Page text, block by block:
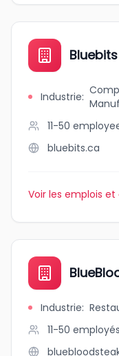
Industrie:
11-50
bluebits.ca
Voir les emplois et
Industrie:
11-50 employés